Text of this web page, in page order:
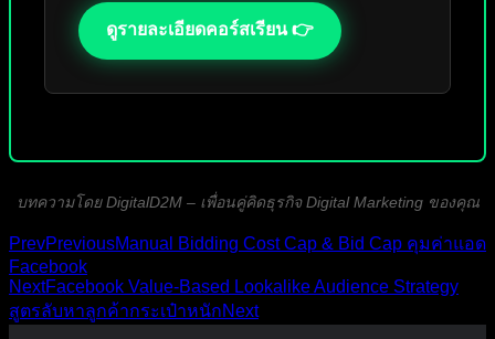
ดูรายละเอียดคอร์สเรียน 👉
บทความโดย DigitalD2M – เพื่อนคู่คิดธุรกิจ Digital Marketing ของคุณ
PrevPreviousManual Bidding Cost Cap & Bid Cap คุมค่าแอด
Facebook
NextFacebook Value-Based Lookalike Audience Strategy
สูตรลับหาลูกค้ากระเป๋าหนักNext